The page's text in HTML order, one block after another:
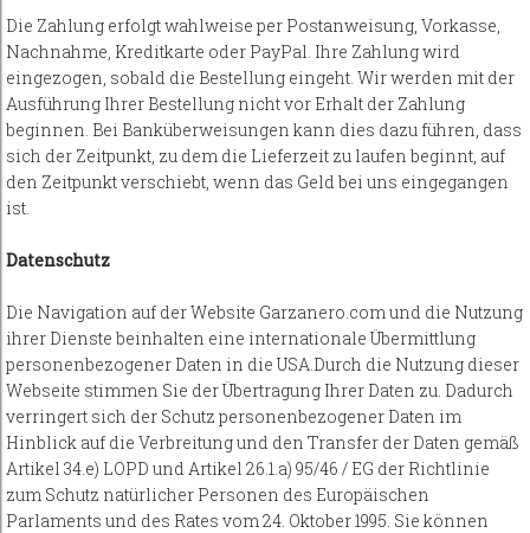
Die Zahlung erfolgt wahlweise per Postanweisung, Vorkasse,
Nachnahme, Kreditkarte oder PayPal. Ihre Zahlung wird
eingezogen, sobald die Bestellung eingeht. Wir werden mit der
Ausführung Ihrer Bestellung nicht vor Erhalt der Zahlung
beginnen. Bei Banküberweisungen kann dies dazu führen, dass
sich der Zeitpunkt, zu dem die Lieferzeit zu laufen beginnt, auf
den Zeitpunkt verschiebt, wenn das Geld bei uns eingegangen
ist.
Datenschutz
Die Navigation auf der Website Garzanero.com und die Nutzung
ihrer Dienste beinhalten eine internationale Übermittlung
personenbezogener Daten in die USA.Durch die Nutzung dieser
Webseite stimmen Sie der Übertragung Ihrer Daten zu. Dadurch
verringert sich der Schutz personenbezogener Daten im
Hinblick auf die Verbreitung und den Transfer der Daten gemäß
Artikel 34.e) LOPD und Artikel 26.1.a) 95/46 / EG der Richtlinie
zum Schutz natürlicher Personen des Europäischen
Parlaments und des Rates vom 24. Oktober 1995. Sie können